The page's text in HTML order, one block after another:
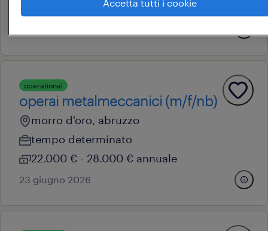
22.000 € - 28.000 € annuale
operational
operai metalmeccanici (m/f/nb)
morro d'oro, abruzzo
tempo determinato
22.000 € - 28.000 € annuale
23 giugno 2026
Accetta tutti i cookie